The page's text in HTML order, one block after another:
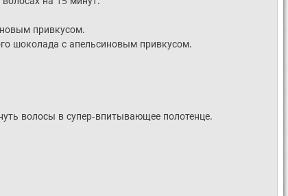
привкусом.
шоколада с апельсиновым привкусом.
волосы в супер-впитывающее полотенце.